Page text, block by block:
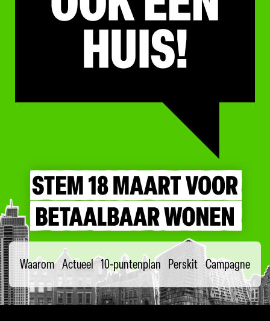
Waarom Actueel 10-puntenplan Perskit Campagne